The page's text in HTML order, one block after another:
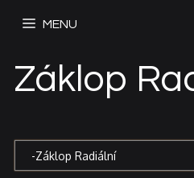
MENU
Záklop